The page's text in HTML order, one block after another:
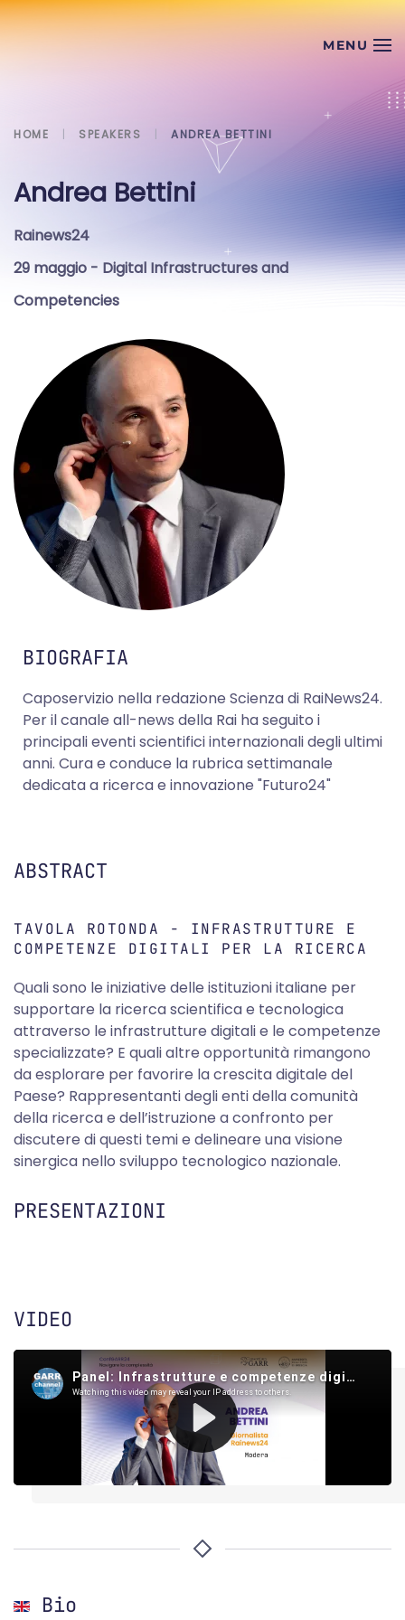
HOME SPEAKERS ANDREA BETTINI
Andrea Bettini
Rainews24
29 maggio - Digital Infrastructures and
Competencies
BIOGRAFIA
Caposervizio nella redazione Scienza di RaiNews24.
Per il canale all-news della Rai ha seguito i
principali eventi scientifici internazionali degli ultimi
anni. Cura e conduce la rubrica settimanale
dedicata a ricerca e innovazione "Futuro24"
ABSTRACT
TAVOLA ROTONDA - INFRASTRUTTURE E
COMPETENZE DIGITALI PER LA RICERCA
Quali sono le iniziative delle istituzioni italiane per
supportare la ricerca scientifica e tecnologica
attraverso le infrastrutture digitali e le competenze
specializzate? E quali altre opportunità rimangono
da esplorare per favorire la crescita digitale del
Paese? Rappresentanti degli enti della comunità
della ricerca e dell’istruzione a confronto per
discutere di questi temi e delineare una visione
sinergica nello sviluppo tecnologico nazionale.
PRESENTAZIONI
VIDEO
Bio